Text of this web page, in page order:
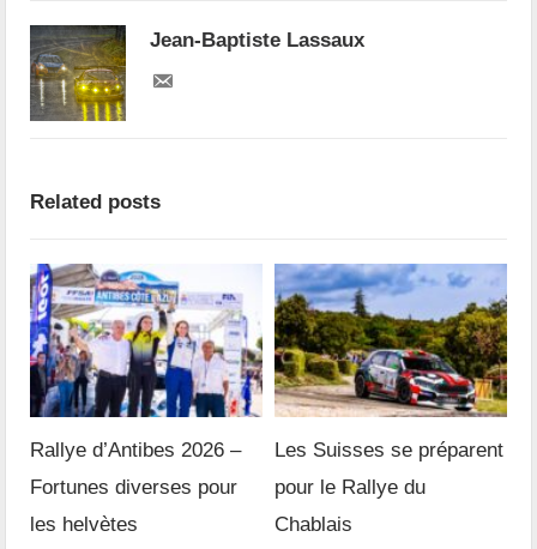
Jean-Baptiste Lassaux
Related posts
Rallye d’Antibes 2026 –
Fortunes diverses pour
les helvètes
Les Suisses se préparent
pour le Rallye du
Chablais